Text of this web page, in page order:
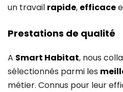
un travail rapide, efficace
Prestations de qualité
A Smart Habitat, nous
sélectionnés parmi les
métier. Connus pour leur